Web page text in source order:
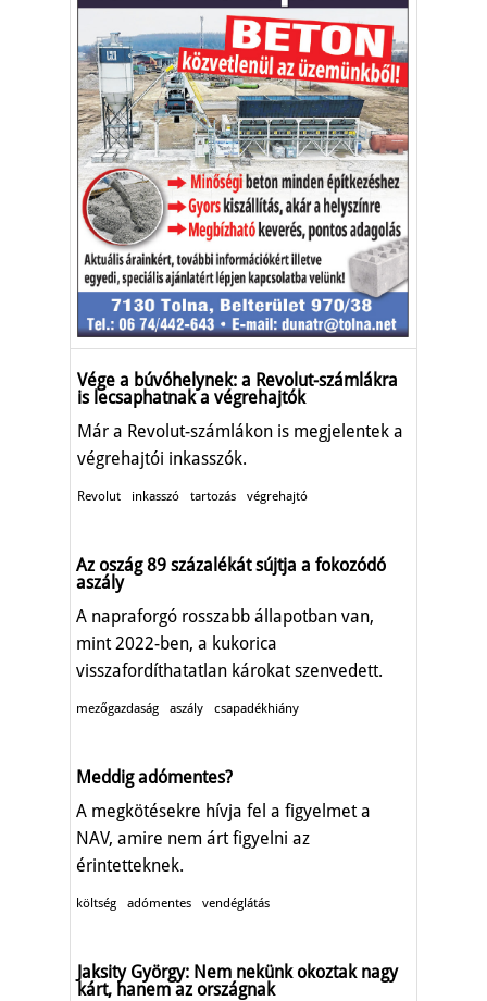
Vége a búvóhelynek: a Revolut-számlákra
is lecsaphatnak a végrehajtók
Már a Revolut-számlákon is megjelentek a
végrehajtói inkasszók.
Revolut inkasszó tartozás végrehajtó
Az oszág 89 százalékát sújtja a fokozódó
aszály
A napraforgó rosszabb állapotban van,
mint 2022-ben, a kukorica
visszafordíthatatlan károkat szenvedett.
mezőgazdaság aszály csapadékhiány
Meddig adómentes?
A megkötésekre hívja fel a figyelmet a
NAV, amire nem árt figyelni az
érintetteknek.
költség adómentes vendéglátás
Jaksity György: Nem nekünk okoztak nagy
kárt, hanem az országnak